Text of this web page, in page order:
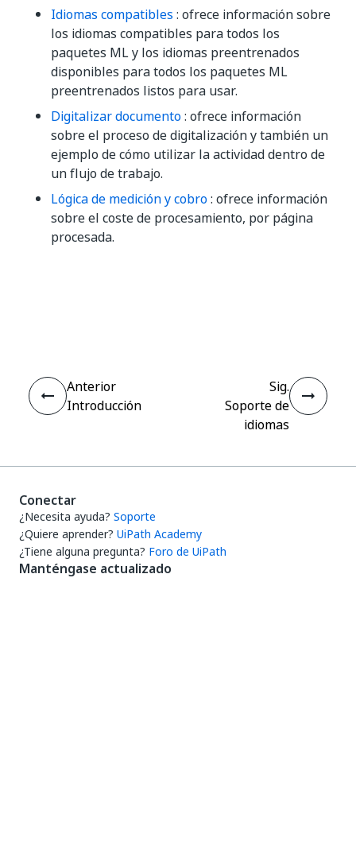
Idiomas compatibles : ofrece información sobre
los idiomas compatibles para todos los
paquetes ML y los idiomas preentrenados
disponibles para todos los paquetes ML
preentrenados listos para usar.
Digitalizar documento: ofrece información
sobre el proceso de digitalización y también un
ejemplo de cómo utilizar la actividad dentro de
un flujo de trabajo.
Lógica de medición y cobro: ofrece información
sobre el coste de procesamiento, por página
procesada.
Anterior
Introducción
Sig.
Soporte de
idiomas
Conectar
¿Necesita ayuda? Soporte
¿Quiere aprender? UiPath Academy
¿Tiene alguna pregunta? Foro de UiPath
Manténgase actualizado